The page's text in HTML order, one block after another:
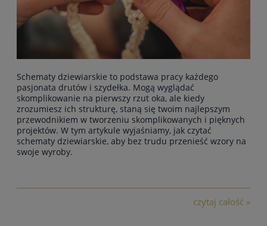
Schematy dziewiarskie to podstawa pracy każdego
pasjonata drutów i szydełka. Mogą wyglądać
skomplikowanie na pierwszy rzut oka, ale kiedy
zrozumiesz ich strukturę, staną się twoim najlepszym
przewodnikiem w tworzeniu skomplikowanych i pięknych
projektów. W tym artykule wyjaśniamy, jak czytać
schematy dziewiarskie, aby bez trudu przenieść wzory na
swoje wyroby.
czytaj całość »